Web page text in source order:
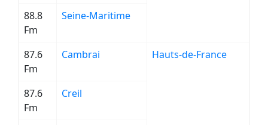
88.8
Fm
Seine-Maritime
87.6
Fm
Cambrai Hauts-de-France
87.6
Fm
Creil